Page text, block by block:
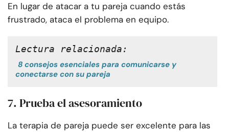
En lugar de atacar a tu pareja cuando estás
frustrado, ataca el problema en equipo.
Lectura relacionada:
8 consejos esenciales para comunicarse y
conectarse con su pareja
7. Prueba el asesoramiento
La terapia de pareja puede ser excelente para las